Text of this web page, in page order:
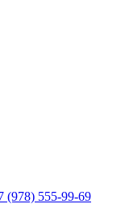
(978) 555-99-69